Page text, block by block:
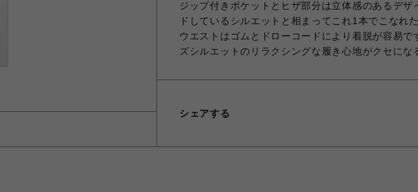
ジップ付きポケットとヒザ部分は立体感のあるデ
ドしているシルエットと相まってこれ1本でこなれ
ウエストはゴムとドローコードにより着脱が容易で
ズシルエットのリラクシングな履き心地がクセにな
シェアする